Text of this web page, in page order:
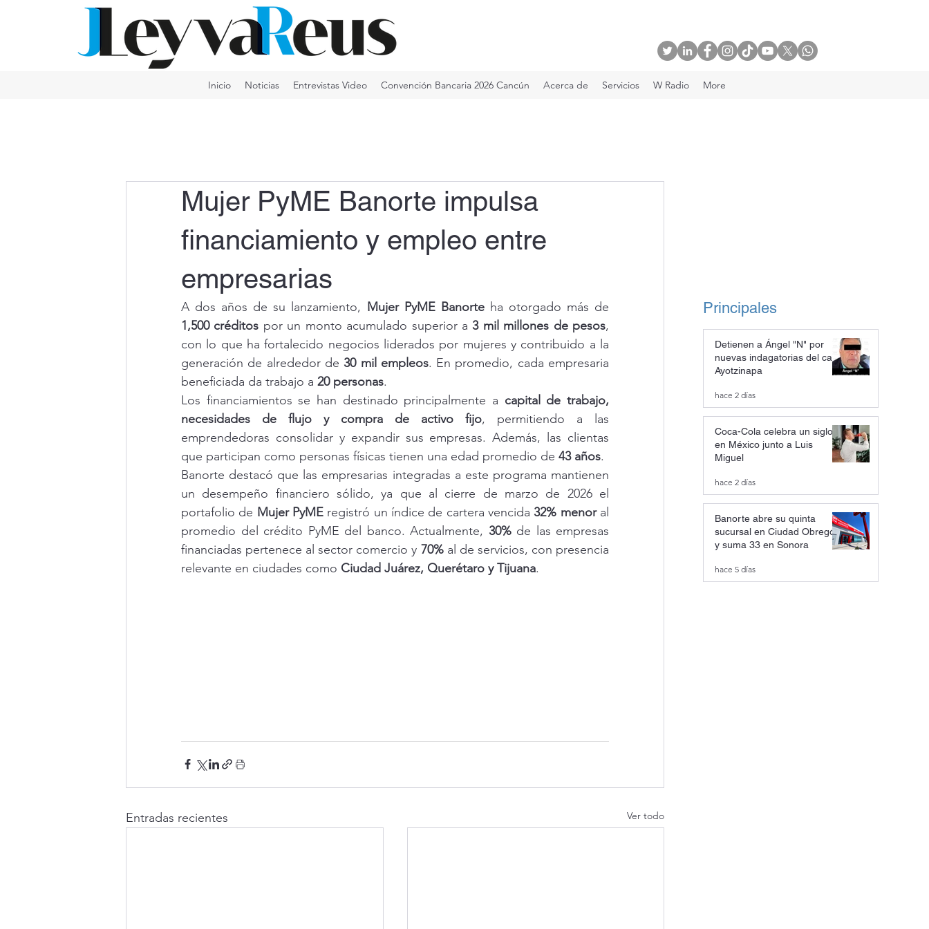
Inicio Noticias Entrevistas Video Convención Bancaria 2026 Cancún Acerca de Servicios W Radio More
Mujer PyME Banorte impulsa
financiamiento y empleo entre
empresarias
A dos años de su lanzamiento, Mujer PyME Banorte
1,500 créditos por un monto acumulado superior a 3 mil millones de pesos,
con lo que ha fortalecido negocios liderados por mujeres y contribuido a la
generación de alrededor de 30 mil empleos. En promedio, cada empresaria
beneficiada da trabajo a 20 personas.
Los financiamientos se han destinado principalmente a capital de trabajo,
necesidades de flujo y compra de activo fijo, permitiendo a las
emprendedoras consolidar y expandir sus empresas. Además, las clientas
que participan como personas físicas tienen una edad promedio de 43 años.
Banorte destacó que las empresarias integradas a este programa mantienen
un desempeño financiero sólido, ya que al cierre de marzo de 2026 el
portafolio de Mujer PyME registró un índice de cartera vencida 32% menor al
promedio del crédito PyME del banco. Actualmente, 30% de las empresas
financiadas pertenece al sector comercio y 70% al de servicios, con presencia
relevante en ciudades como Ciudad Juárez, Querétaro y Tijuana.
Entradas recientes Ver todo
Principales
Detienen a Ángel "N" por
nuevas indagatorias del caso
Ayotzinapa
hace 2 días
Coca-Cola celebra un siglo
en México junto a Luis
Miguel
hace 2 días
Banorte abre su quinta
sucursal en Ciudad Obregón
y suma 33 en Sonora
hace 5 días